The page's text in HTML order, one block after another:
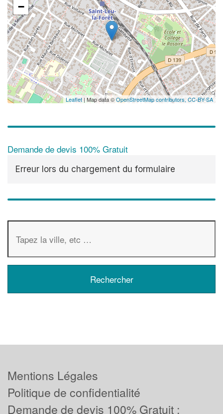
−
Leaflet | Map data ©OpenStreetMap contributors, CC-BY-SA
Demande de devis 100% Gratuit
Erreur lors du chargement du formulaire
Mentions Légales
Politique de confidentialité
Demande de devis 100% Gratuit :